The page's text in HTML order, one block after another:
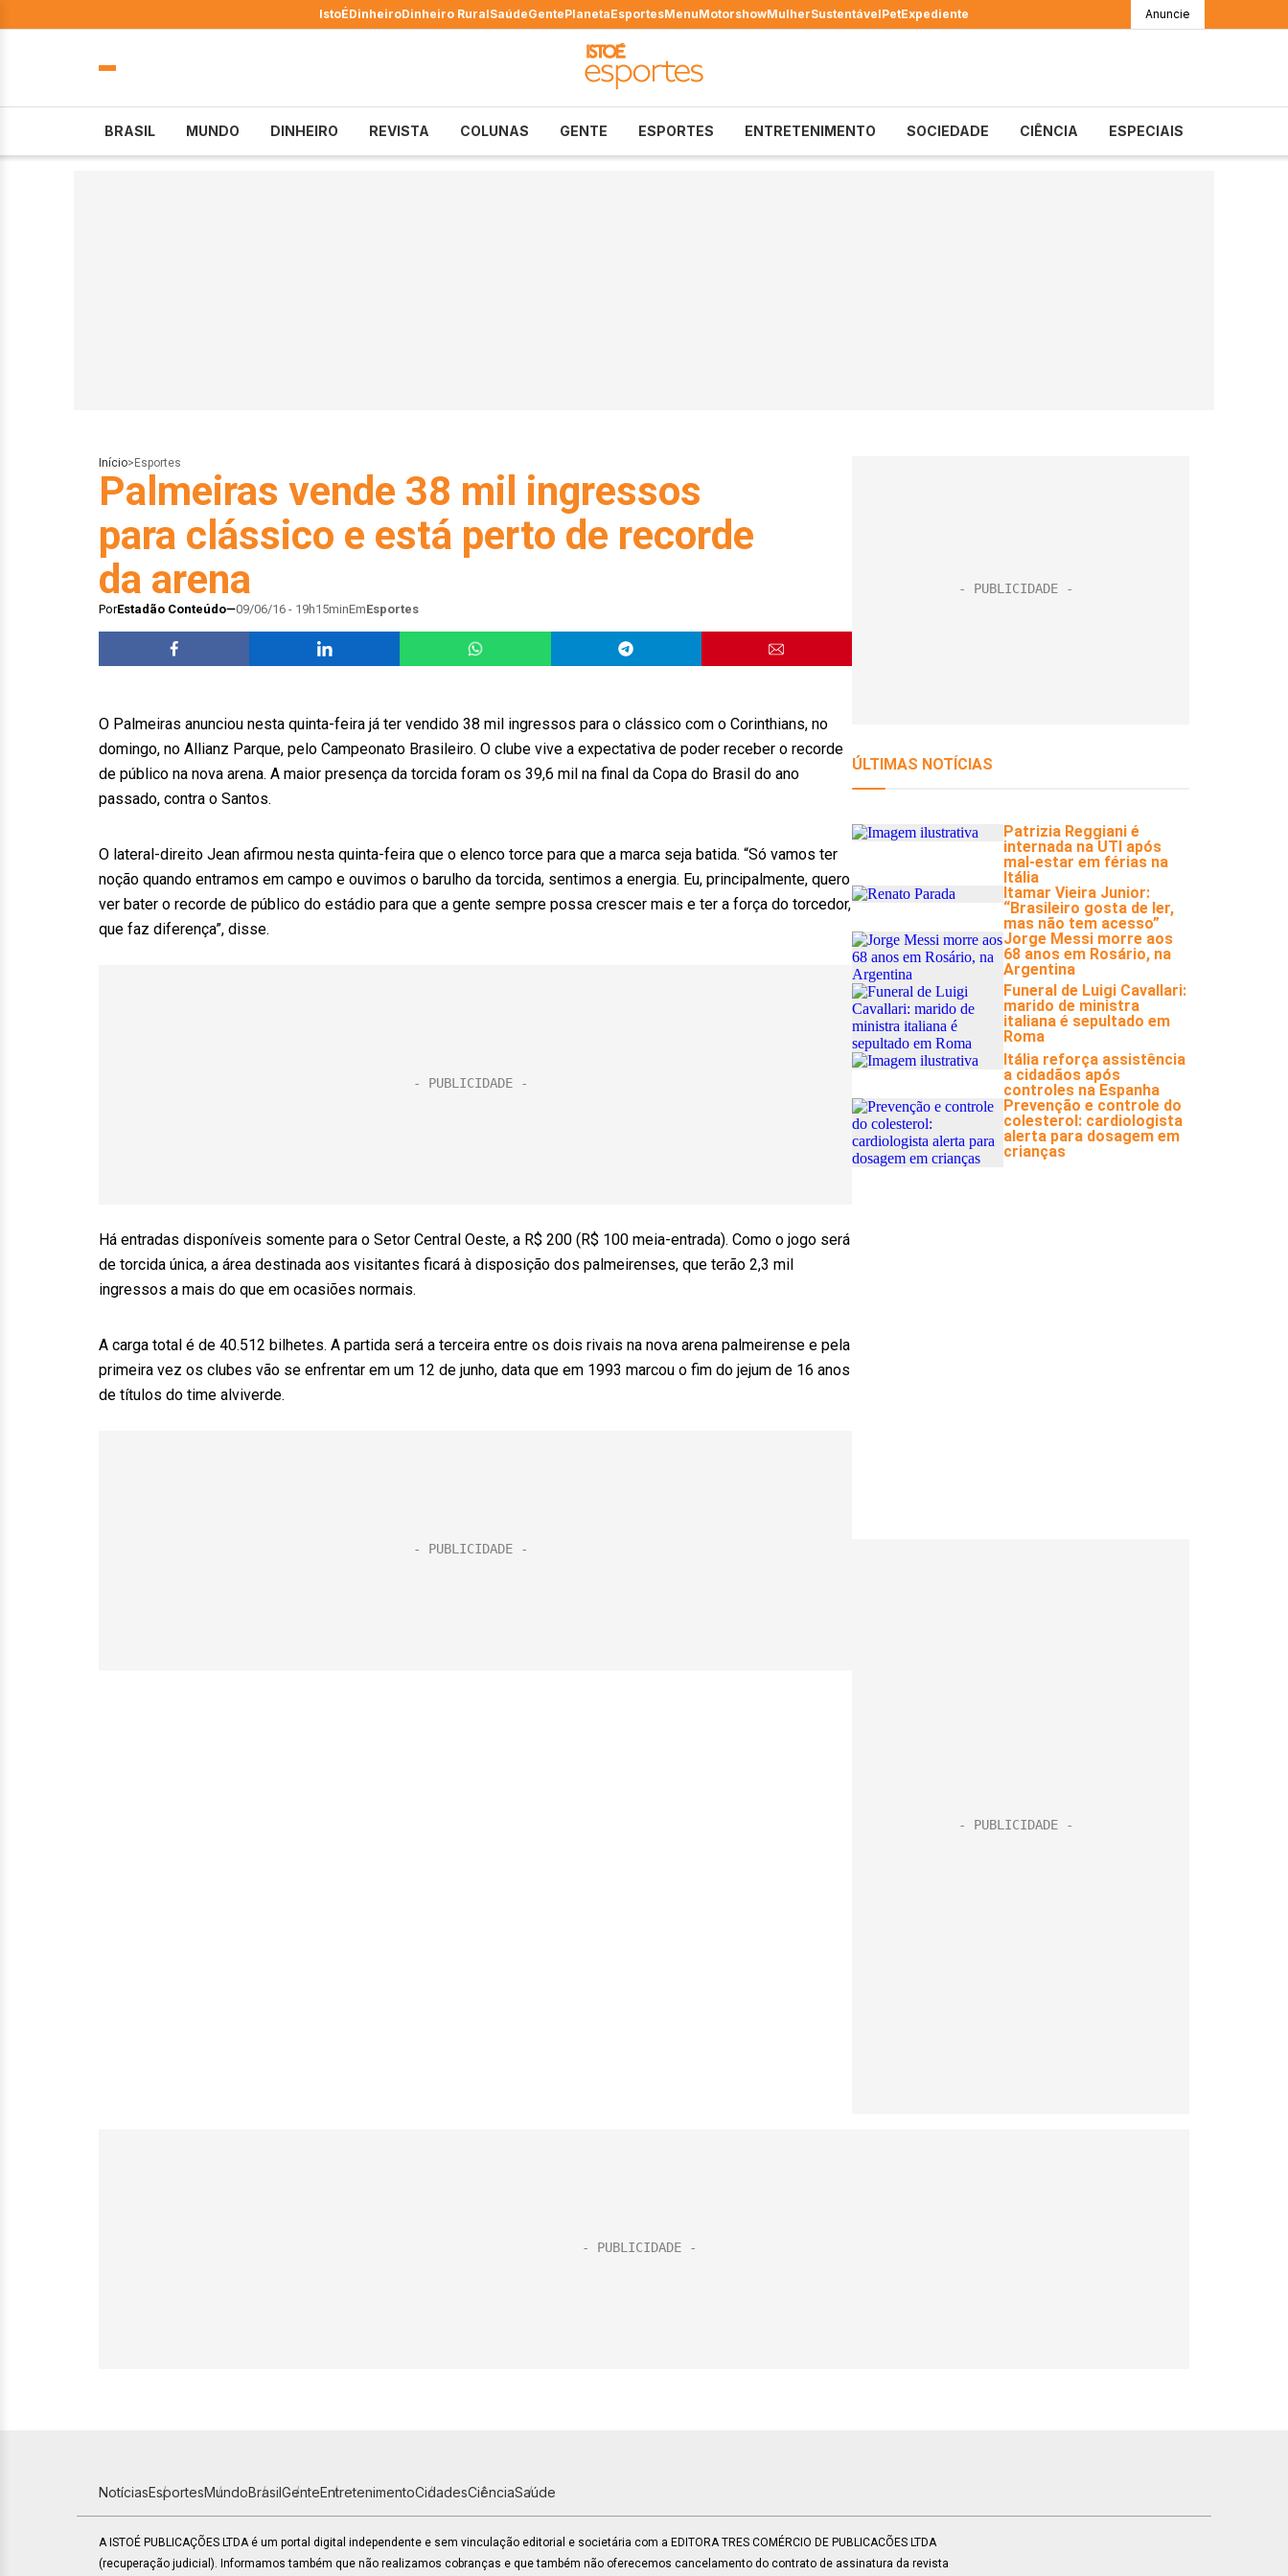
IstoÉDinheiroDinheiro RuralSaúdeGentePlanetaEsportesMenuMotorshowMulherSustentávelPetExpediente Anuncie
BRASIL MUNDO DINHEIRO REVISTA COLUNAS GENTE ESPORTES ENTRETENIMENTO SOCIEDADE CIÊNCIA ESPECIAIS
Início> Esportes
Palmeiras vende 38 mil ingressos
para clássico e está perto de recorde
da arena
PorEstadão Conteúdo 09/06/16 - 19h15minEmEsportes
O Palmeiras anunciou nesta quinta-feira já ter vendido 38 mil ingressos para o clássico com o Corinthians, no
domingo, no Allianz Parque, pelo Campeonato Brasileiro. O clube vive a expectativa de poder receber o recorde
de público na nova arena. A maior presença da torcida foram os 39,6 mil na final da Copa do Brasil do ano
passado, contra o Santos.
O lateral-direito Jean afirmou nesta quinta-feira que o elenco torce para que a marca seja batida. “Só vamos ter
noção quando entramos em campo e ouvimos o barulho da torcida, sentimos a energia. Eu, principalmente, quero
ver bater o recorde de público do estádio para que a gente sempre possa crescer mais e ter a força do torcedor,
que faz diferença”, disse.
Há entradas disponíveis somente para o Setor Central Oeste, a R$ 200 (R$ 100 meia-entrada). Como o jogo será
de torcida única, a área destinada aos visitantes ficará à disposição dos palmeirenses, que terão 2,3 mil
ingressos a mais do que em ocasiões normais.
A carga total é de 40.512 bilhetes. A partida será a terceira entre os dois rivais na nova arena palmeirense e pela
primeira vez os clubes vão se enfrentar em um 12 de junho, data que em 1993 marcou o fim do jejum de 16 anos
de títulos do time alviverde.
NotíciasEsportesMundoBrasilGenteEntretenimentoCidadesCiênciaSaúde
A ISTOÉ PUBLICAÇÕES LTDA é um portal digital independente e sem vinculação editorial e societária com a EDITORA TRES COMÉRCIO DE PUBLICACÕES LTDA
(recuperação judicial). Informamos também que não realizamos cobranças e que também não oferecemos cancelamento do contrato de assinatura da revista